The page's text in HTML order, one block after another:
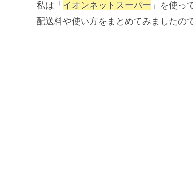
私は「 イオンネットスーパー 」を使っ
配送料や使い方をまとめてみましたの